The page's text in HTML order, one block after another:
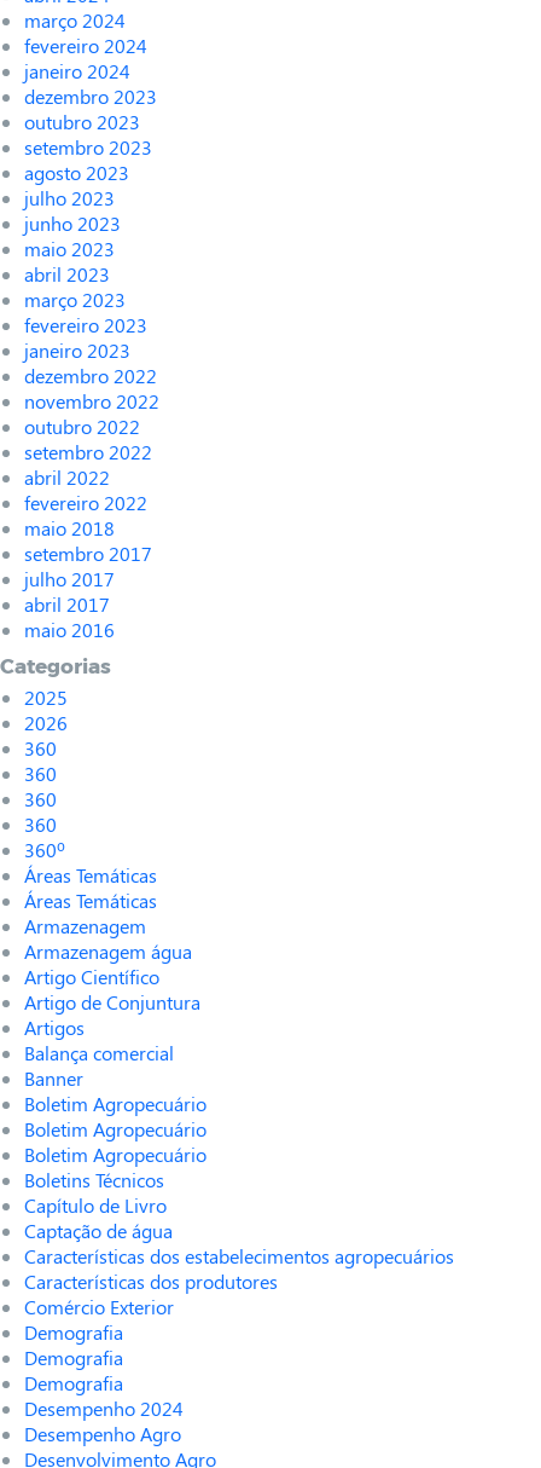
março 2024
fevereiro 2024
janeiro 2024
dezembro 2023
outubro 2023
setembro 2023
agosto 2023
julho 2023
junho 2023
maio 2023
abril 2023
março 2023
fevereiro 2023
janeiro 2023
dezembro 2022
novembro 2022
outubro 2022
setembro 2022
abril 2022
fevereiro 2022
maio 2018
setembro 2017
julho 2017
abril 2017
maio 2016
Categorias
2025
2026
360
360
360
360
360º
Áreas Temáticas
Áreas Temáticas
Armazenagem
Armazenagem água
Artigo Científico
Artigo de Conjuntura
Artigos
Balança comercial
Banner
Boletim Agropecuário
Boletim Agropecuário
Boletim Agropecuário
Boletins Técnicos
Capítulo de Livro
Captação de água
Características dos estabelecimentos agropecuários
Características dos produtores
Comércio Exterior
Demografia
Demografia
Demografia
Desempenho 2024
Desempenho Agro
Desenvolvimento Agro